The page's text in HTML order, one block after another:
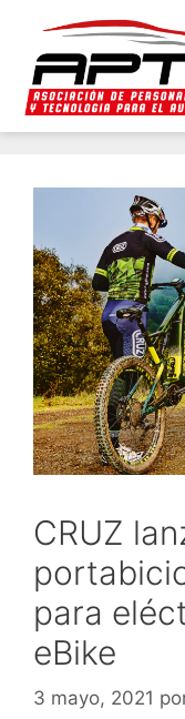
CRUZ
para
eBike
3 mayo, 2021